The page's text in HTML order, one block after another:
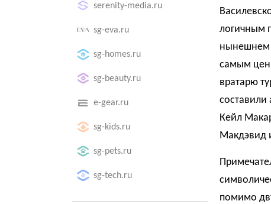
serenity-media.ru
sg-eva.ru
sg-homes.ru
sg-beauty.ru
e-gear.ru
sg-kids.ru
sg-pets.ru
sg-tech.ru
логичным
нынешнем
самым
вратарю
Кейл
Макдэвид
помимо